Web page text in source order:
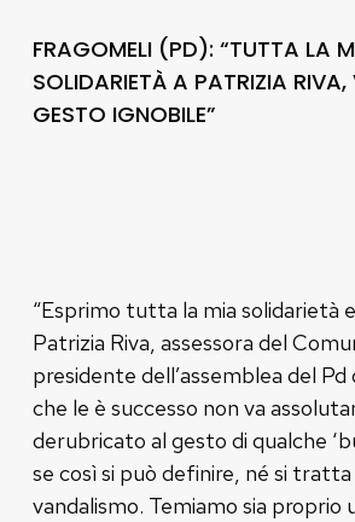
FRAGOMELI (PD): “TUTTA LA
SOLIDARIETÀ A PATRIZIA
GESTO IGNOBILE”
“Esprimo tutta la mia solidarietà
Patrizia Riva, assessora del
presidente dell’assemblea del
che le è successo non va
derubricato al gesto di qualche
se così si può definire, né si
vandalismo. Temiamo sia proprio